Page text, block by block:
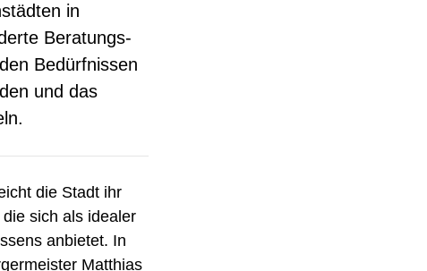
in
Beratungs-
Bedürfnissen
und das
die Stadt ihr
sich als idealer
anbietet. In
Matthias